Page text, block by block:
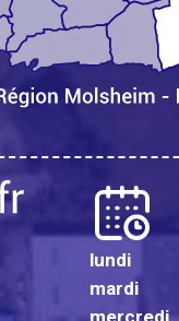
lundi
mardi